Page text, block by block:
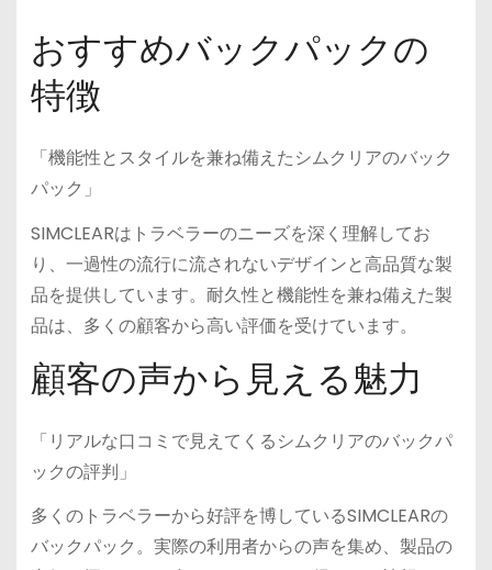
おすすめバックパックの
特徴
「機能性とスタイルを兼ね備えたシムクリアのバック
パック」
SIMCLEARはトラベラーのニーズを深く理解してお
り、一過性の流行に流されないデザインと高品質な製
品を提供しています。耐久性と機能性を兼ね備えた製
品は、多くの顧客から高い評価を受けています。
顧客の声から見える魅力
「リアルな口コミで見えてくるシムクリアのバックパ
ックの評判」
多くのトラベラーから好評を博しているSIMCLEARの
バックパック。実際の利用者からの声を集め、製品の